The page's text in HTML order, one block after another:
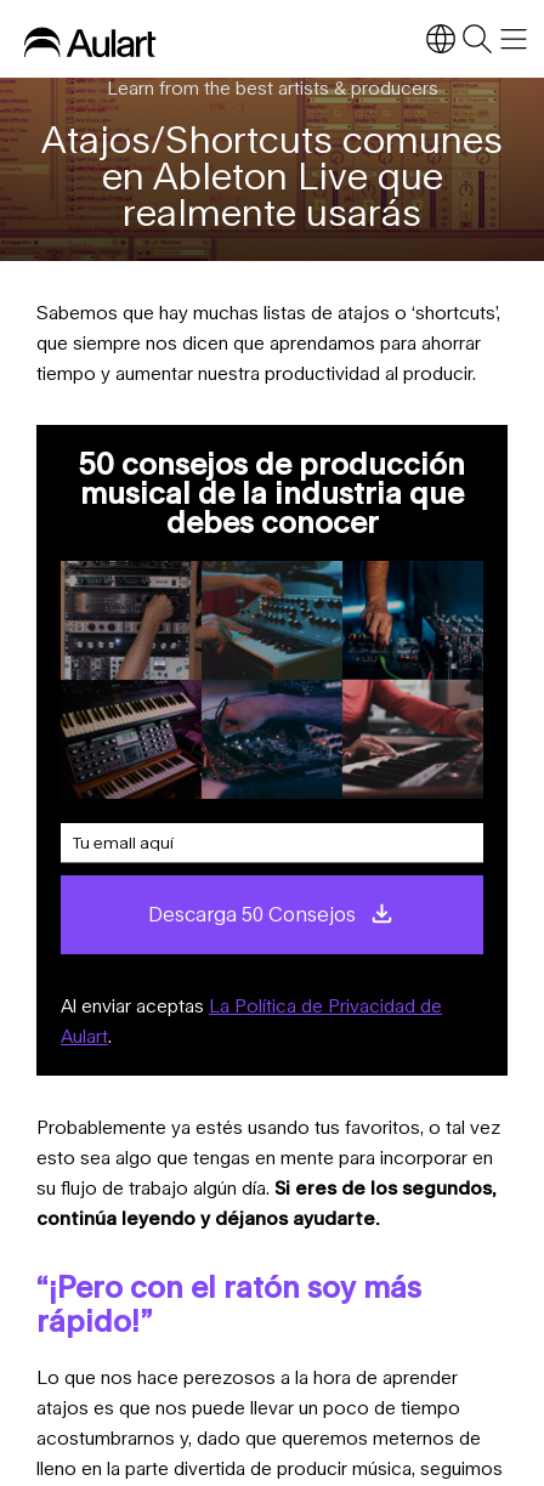
Learn from the best artists & producers
Atajos/Shortcuts comunes
en Ableton Live que
realmente usarás
Sabemos que hay muchas listas de atajos o ‘shortcuts’,
que siempre nos dicen que aprendamos para ahorrar
tiempo y aumentar nuestra productividad al producir.
50 consejos de producción
musical de la industria que
debes conocer
Descarga 50 Consejos
Al enviar aceptas La Política de Privacidad de
Aulart.
Probablemente ya estés usando tus favoritos, o tal vez
esto sea algo que tengas en mente para incorporar en
su flujo de trabajo algún día. Si eres de los segundos,
continúa leyendo y déjanos ayudarte.
“¡Pero con el ratón soy más
rápido!”
Lo que nos hace perezosos a la hora de aprender
atajos es que nos puede llevar un poco de tiempo
acostumbrarnos y, dado que queremos meternos de
lleno en la parte divertida de producir música, seguimos